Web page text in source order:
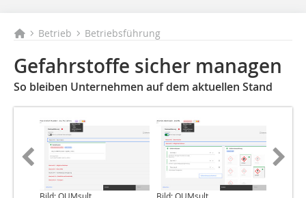
Betrieb Betriebsführung
Gefahrstoffe sicher managen
So bleiben Unternehmen auf dem aktuellen Stand